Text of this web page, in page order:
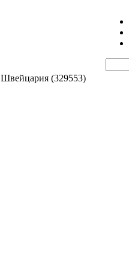
Швейцария (329553)